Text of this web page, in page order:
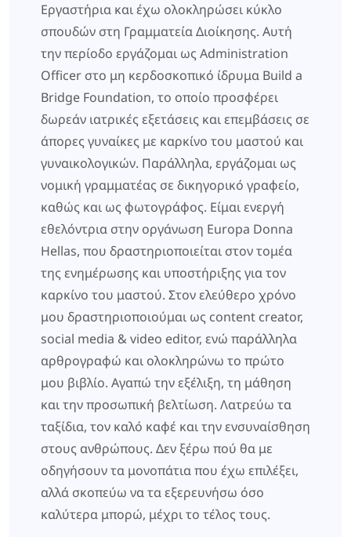
Εργαστήρια και έχω ολοκληρώσει κύκλο
σπουδών στη Γραμματεία Διοίκησης. Αυτή
την περίοδο εργάζομαι ως Administration
Officer στο μη κερδοσκοπικό ίδρυμα Build a
Bridge Foundation, το οποίο προσφέρει
δωρεάν ιατρικές εξετάσεις και επεμβάσεις σε
άπορες γυναίκες με καρκίνο του μαστού και
γυναικολογικών. Παράλληλα, εργάζομαι ως
νομική γραμματέας σε δικηγορικό γραφείο,
καθώς και ως φωτογράφος. Είμαι ενεργή
εθελόντρια στην οργάνωση Europa Donna
Hellas, που δραστηριοποιείται στον τομέα
της ενημέρωσης και υποστήριξης για τον
καρκίνο του μαστού. Στον ελεύθερο χρόνο
μου δραστηριοποιούμαι ως content creator,
social media & video editor, ενώ παράλληλα
αρθρογραφώ και ολοκληρώνω το πρώτο
μου βιβλίο. Αγαπώ την εξέλιξη, τη μάθηση
και την προσωπική βελτίωση. Λατρεύω τα
ταξίδια, τον καλό καφέ και την ενσυναίσθηση
στους ανθρώπους. Δεν ξέρω πού θα με
οδηγήσουν τα μονοπάτια που έχω επιλέξει,
αλλά σκοπεύω να τα εξερευνήσω όσο
καλύτερα μπορώ, μέχρι το τέλος τους.